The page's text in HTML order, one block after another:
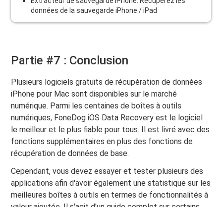
données de la sauvegarde iPhone / iPad
Partie #7 : Conclusion
Plusieurs logiciels gratuits de récupération de données
iPhone pour Mac sont disponibles sur le marché
numérique. Parmi les centaines de boîtes à outils
numériques, FoneDog iOS Data Recovery est le logiciel
le meilleur et le plus fiable pour tous. Il est livré avec des
fonctions supplémentaires en plus des fonctions de
récupération de données de base.
Cependant, vous devez essayer et tester plusieurs des
applications afin d'avoir également une statistique sur les
meilleures boîtes à outils en termes de fonctionnalités à